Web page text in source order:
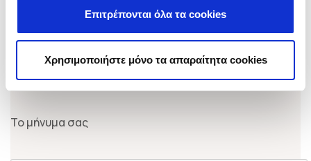
Επιτρέπονται όλα τα cookies
Χρησιμοποιήστε μόνο τα απαραίτητα cookies
Το μήνυμα σας